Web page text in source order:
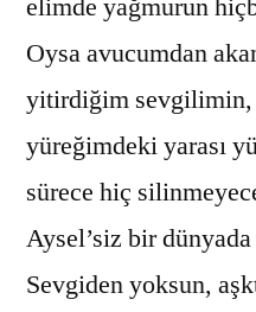
Oysa avucumdan
yitirdiğim sevgilimin,
yüreğimdeki yarası
sürece hiç
Aysel’siz bir
Sevgiden yoksun,